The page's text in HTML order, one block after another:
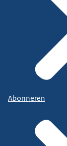
Abonneren